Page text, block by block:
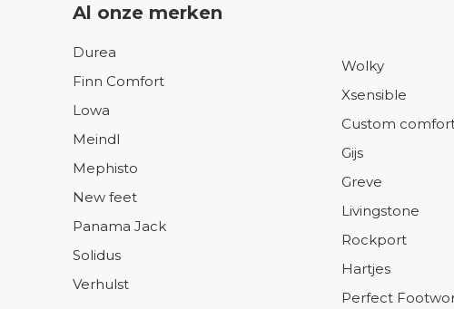
Al onze merken
Durea
Finn Comfort
Lowa
Meindl
Mephisto
New feet
Panama Jack
Solidus
Verhulst
Wolky
Xsensible
Custom
Gijs
Greve
Livingstone
Rockport
Hartjes
Perfect